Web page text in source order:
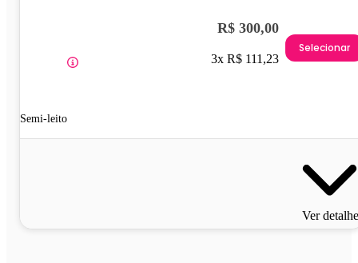
Semi-leito
R$ 300,00
3x R$ 111,23
Selecionar
Ver